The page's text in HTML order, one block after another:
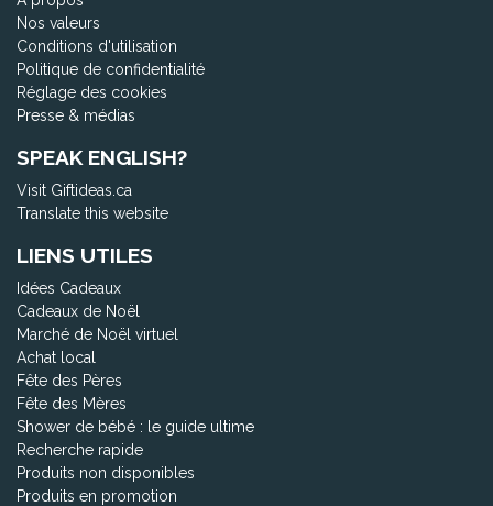
Nos valeurs
Conditions d'utilisation
Politique de confidentialité
Réglage des cookies
Presse & médias
SPEAK ENGLISH?
Visit Giftideas.ca
Translate this website
LIENS UTILES
Idées Cadeaux
Cadeaux de Noël
Marché de Noël virtuel
Achat local
Fête des Pères
Fête des Mères
Shower de bébé : le guide ultime
Recherche rapide
Produits non disponibles
Produits en promotion